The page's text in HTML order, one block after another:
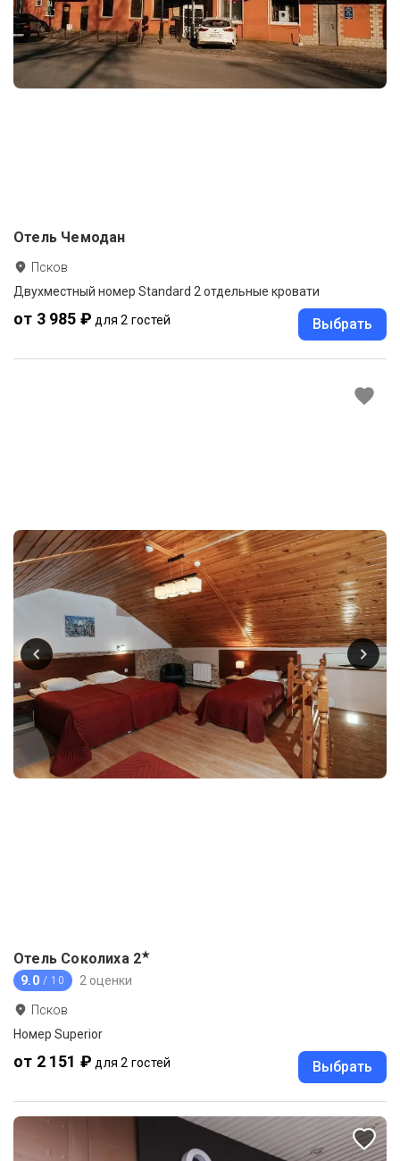
Отель Чемодан
Псков
Двухместный номер Standard 2 отдельные кровати
от 3 985 ₽ для 2 гостей Выбрать
Отель Соколиха 2★
9.0 / 10 2 оценки
Псков
Номер Superior
от 2 151 ₽ для 2 гостей Выбрать